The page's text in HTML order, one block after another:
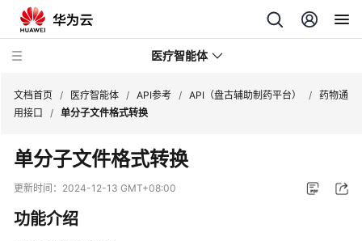
医疗智能体
最
新
动
文档首页 / 医疗智能体 / API参考 / API（盘古辅助制药平台） / 药物通
用接口
/ 单分子文件格式转换
单分子文件格式转换
更新时间： 2024-12-13 GMT+08:00
功能介绍